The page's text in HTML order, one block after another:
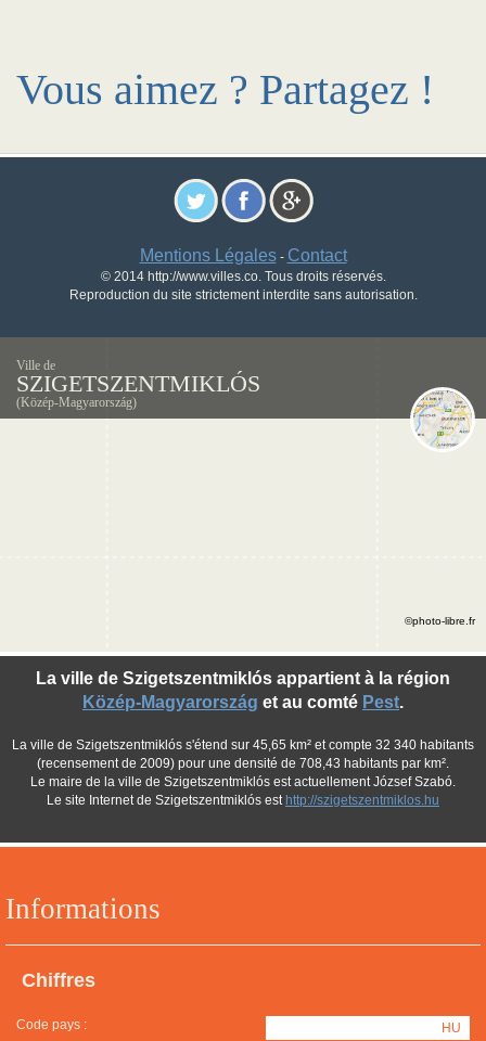
Vous aimez ? Partagez !
Mentions Légales- Contact
© 2014 http://www.villes.co. Tous droits réservés.
Reproduction du site strictement interdite sans autorisation.
Ville de
SZIGETSZENTMIKLÓS
(Közép-Magyarország)
Informations
Chiffres
Code pays : HU
La ville de Szigetszentmiklós appartient à la région
Közép-Magyarország et au comté Pest.
La ville de Szigetszentmiklós s'étend sur 45,65 km² et compte 32 340 habitants
(recensement de 2009) pour une densité de 708,43 habitants par km².
Le maire de la ville de Szigetszentmiklós est actuellement József Szabó.
Le site Internet de Szigetszentmiklós est http://szigetszentmiklos.hu
©photo-libre.fr